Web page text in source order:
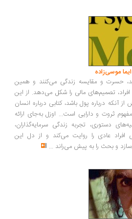
موسی‌زاده
حسرت و مقایسه زندگی می‌کنند و همین
تصمیم‌های مالی را شکل می‌دهد. از این
آنکه درباره پول باشد، کتابی درباره انسان
ثروت و دارایی است... اوزل به‌جای ارائه
دستوری، تجربه زندگی سرمایه‌گذاران،
افراد عادی را روایت می‌کند و از دل این
و بحث را به پیش می‌راند ...